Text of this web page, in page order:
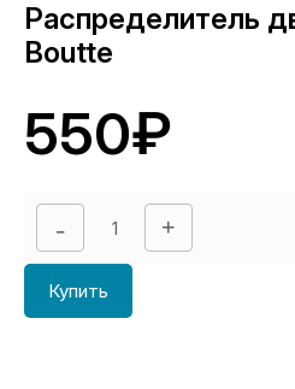
Распределитель
Boutte
550₽
Купить